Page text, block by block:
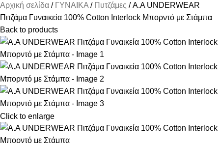
Αρχική σελίδα
ΓΥΝΑΙΚΑ Πυτζάμες
A.A UNDERWEAR
Πιτζάμα Γυναικεία 100% Cotton Ιnterlock Μπορντό με Στάμπα
Back to products
Click to enlarge